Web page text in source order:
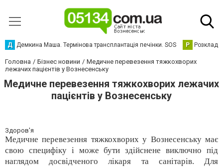
Д Демкина Маша. Термінова трансплантація печінки. SOS Р Розклад
Головна Бізнес новини
Медичне перевезення тяжкохворих
лежачих пацієнтів у Вознесенську
Медичне перевезення тяжкохворих лежачих
пацієнтів у Вознесенську
Здоров'я
Медичне перевезення тяжкохворих у Вознесенську має
свою специфіку і може бути здійснене виключно під
наглядом досвідченого лікаря та санітарів. Для